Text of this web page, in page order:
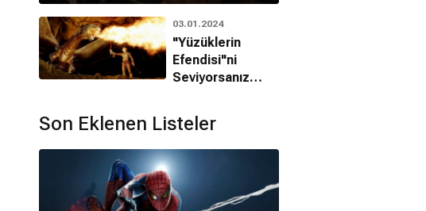
03.01.2024
"Yüzüklerin
Efendisi"ni
Seviyorsanız
Gereken 10 Film
Son Eklenen Listeler